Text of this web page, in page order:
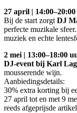
27 april |
Bij de start zorgtDJ
perfecte muzikale
muziek en echte
2 mei | 13:00–18:00
DJ‑event bij Karl
mousserende wijn.
Aanbiedingsdetails:
30% extra korting bij
27 april tot en met 9
reeds afgeprijsde